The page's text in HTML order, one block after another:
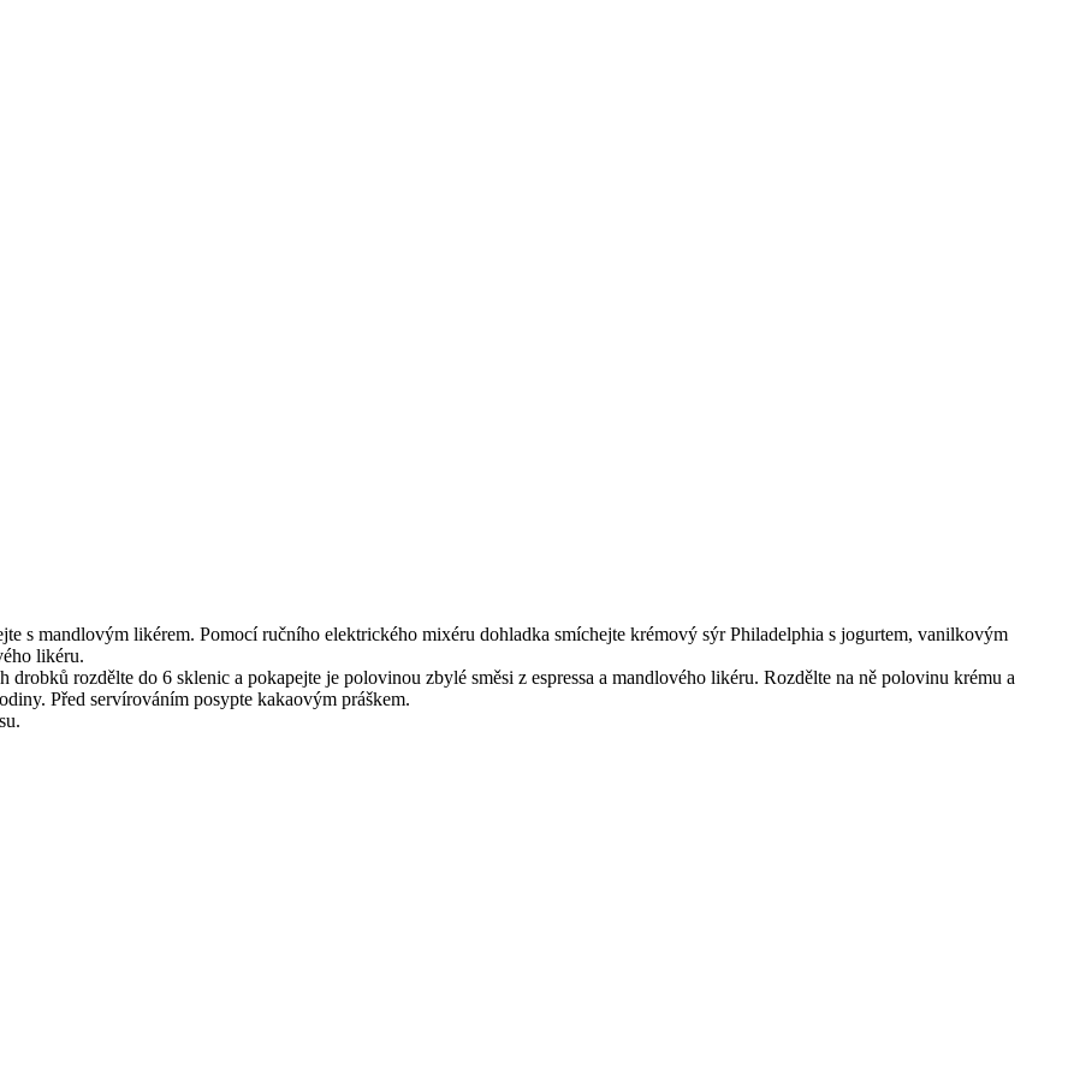
s mandlovým likérem. Pomocí ručního elektrického mixéru dohladka smíchejte krémový sýr Philadelphia s jogurtem, vanilkovým
likéru.
rozdělte do 6 sklenic a pokapejte je polovinou zbylé směsi z espressa a mandlového likéru. Rozdělte na ně polovinu krému a
Před servírováním posypte kakaovým práškem.